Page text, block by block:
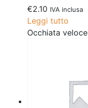
€2.10 IVA inclusa
Leggi tutto
Occhiata veloce